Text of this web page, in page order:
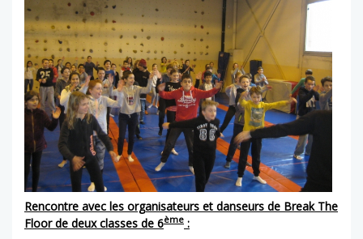
Rencontre avec les organisateurs et danseurs de Break The
Floor de deux classes de 6ème :